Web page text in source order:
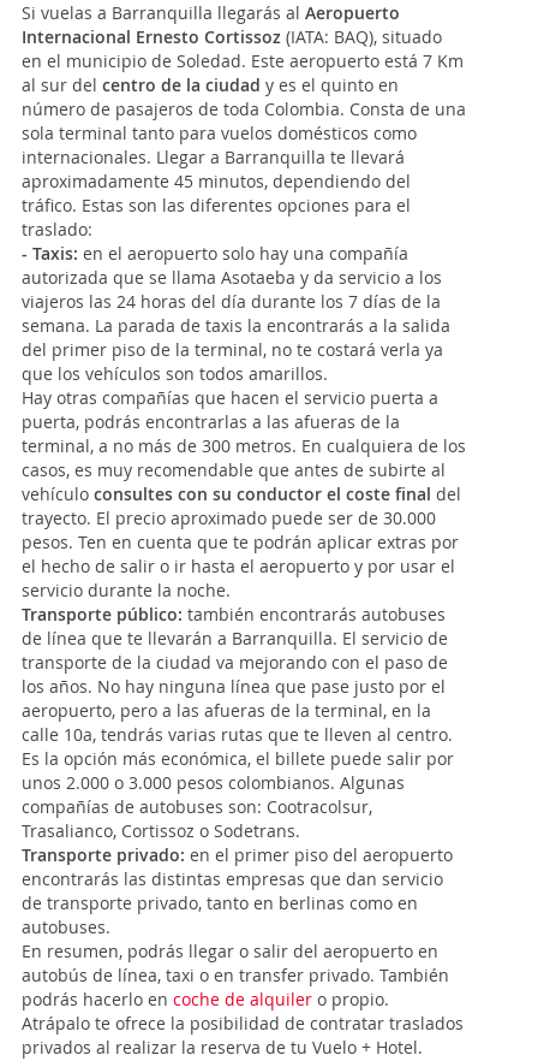
Si vuelas a Barranquilla llegarás al Aeropuerto
Internacional Ernesto Cortissoz (IATA: BAQ), situado
en el municipio de Soledad. Este aeropuerto está 7 Km
al sur del centro de la ciudad y es el quinto en
número de pasajeros de toda Colombia. Consta de una
sola terminal tanto para vuelos domésticos como
internacionales. Llegar a Barranquilla te llevará
aproximadamente 45 minutos, dependiendo del
tráfico. Estas son las diferentes opciones para el
traslado:
- Taxis: en el aeropuerto solo hay una compañía
autorizada que se llama Asotaeba y da servicio a los
viajeros las 24 horas del día durante los 7 días de la
semana. La parada de taxis la encontrarás a la salida
del primer piso de la terminal, no te costará verla ya
que los vehículos son todos amarillos.
Hay otras compañías que hacen el servicio puerta a
puerta, podrás encontrarlas a las afueras de la
terminal, a no más de 300 metros. En cualquiera de los
casos, es muy recomendable que antes de subirte al
vehículo consultes con su conductor el coste final del
trayecto. El precio aproximado puede ser de 30.000
pesos. Ten en cuenta que te podrán aplicar extras por
el hecho de salir o ir hasta el aeropuerto y por usar el
servicio durante la noche.
Transporte público: también encontrarás autobuses
de línea que te llevarán a Barranquilla. El servicio de
transporte de la ciudad va mejorando con el paso de
los años. No hay ninguna línea que pase justo por el
aeropuerto, pero a las afueras de la terminal, en la
calle 10a, tendrás varias rutas que te lleven al centro.
Es la opción más económica, el billete puede salir por
unos 2.000 o 3.000 pesos colombianos. Algunas
compañías de autobuses son: Cootracolsur,
Trasalianco, Cortissoz o Sodetrans.
Transporte privado: en el primer piso del aeropuerto
encontrarás las distintas empresas que dan servicio
de transporte privado, tanto en berlinas como en
autobuses.
En resumen, podrás llegar o salir del aeropuerto en
autobús de línea, taxi o en transfer privado. También
podrás hacerlo en coche de alquiler o propio.
Atrápalo te ofrece la posibilidad de contratar traslados
privados al realizar la reserva de tu Vuelo + Hotel.